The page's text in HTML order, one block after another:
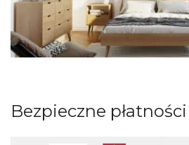
Bezpieczne